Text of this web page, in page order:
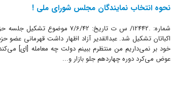
نحوه انتخاب نمایندگان مجلس شورای ملی !
اکباتان تشکیل شد. عبدالقدیر آزاد اظهار داشت قهرمانی عضو
خود بر نمی‌داریم من منتظرم ببینم دولت چه معامله [ای]
عوض می‌کرد دوره چهاردهم جلو بازار و...